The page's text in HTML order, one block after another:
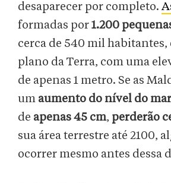
desaparecer por completo.
formadas por1.200
cerca de 540 mil habitantes,
plano da Terra, com uma
de apenas 1 metro. Se as
um aumento do nível do
de apenas 45 cm, perderão
sua área terrestre até 2100,
ocorrer mesmo antes dessa